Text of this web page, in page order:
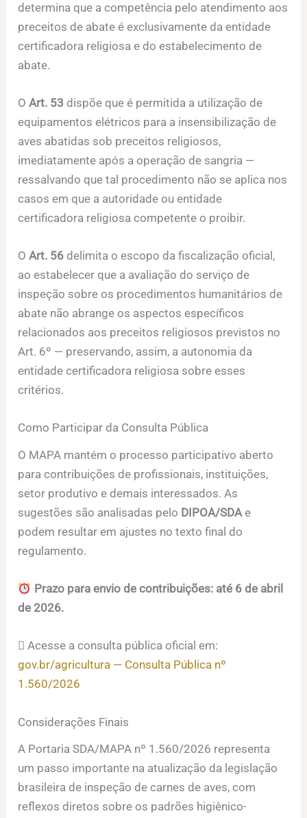
determina que a competência pelo atendimento aos
preceitos de abate é exclusivamente da entidade
certificadora religiosa e do estabelecimento de
abate.
OArt. 53 dispõe que é permitida a utilização de
equipamentos elétricos para a insensibilização de
aves abatidas sob preceitos religiosos,
imediatamente após a operação de sangria —
ressalvando que tal procedimento não se aplica nos
casos em que a autoridade ou entidade
certificadora religiosa competente o proibir.
OArt. 56 delimita o escopo da fiscalização oficial,
ao estabelecer que a avaliação do serviço de
inspeção sobre os procedimentos humanitários de
abate não abrange os aspectos específicos
relacionados aos preceitos religiosos previstos no
Art. 6º — preservando, assim, a autonomia da
entidade certificadora religiosa sobre esses
critérios.
Como Participar da Consulta Pública
O MAPA mantém o processo participativo aberto
para contribuições de profissionais, instituições,
setor produtivo e demais interessados. As
sugestões são analisadas pelo DIPOA/SDAe
podem resultar em ajustes no texto final do
regulamento.
Prazo para envio de contribuições: até 6 de abril
de 2026.
 Acesse a consulta pública oficial em:
gov.br/agricultura — Consulta Pública nº
1.560/2026
Considerações Finais
A Portaria SDA/MAPA nº 1.560/2026 representa
um passo importante na atualização da legislação
brasileira de inspeção de carnes de aves, com
reflexos diretos sobre os padrões higiênico-